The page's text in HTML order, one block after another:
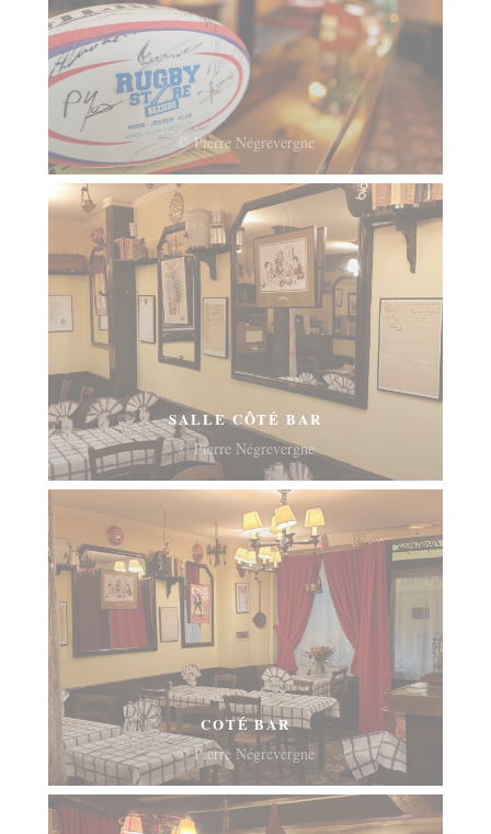
© Pierre Négrevergne
SALLE CÔTÉ BAR
© Pierre Négrevergne
COTÉ BAR
© Pierre Négrevergne